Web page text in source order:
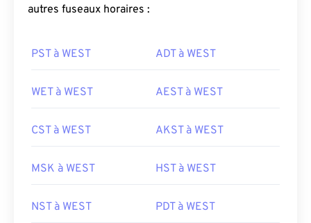
autres fuseaux horaires :
PST à WEST ADT à WEST
WET à WEST AEST à WEST
CST à WEST AKST à WEST
MSK à WEST HST à WEST
NST à WEST PDT à WEST